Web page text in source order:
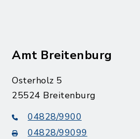
Amt Breitenburg
Osterholz 5
25524 Breitenburg
04828/9900
04828/99099